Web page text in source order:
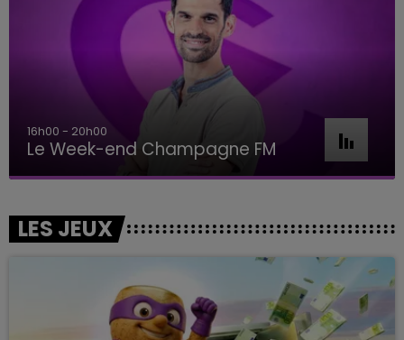
16h00 - 20h00
Le Week-end Champagne FM
LES JEUX